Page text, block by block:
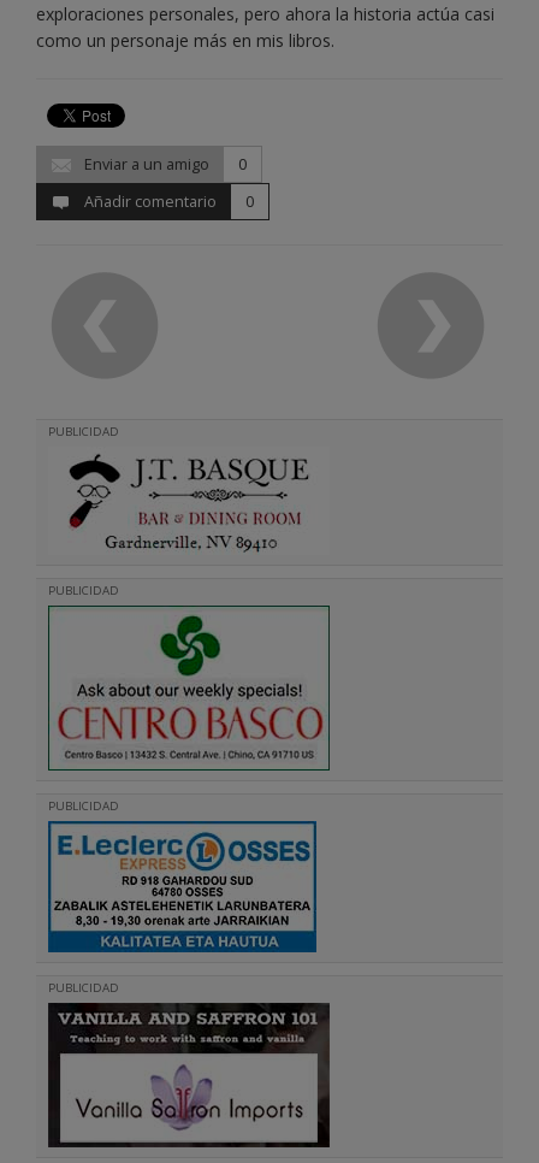
exploraciones personales, pero ahora la historia actúa casi
como un personaje más en mis libros.
Enviar a un amigo
0
Añadir comentario
0
PUBLICIDAD
PUBLICIDAD
PUBLICIDAD
PUBLICIDAD